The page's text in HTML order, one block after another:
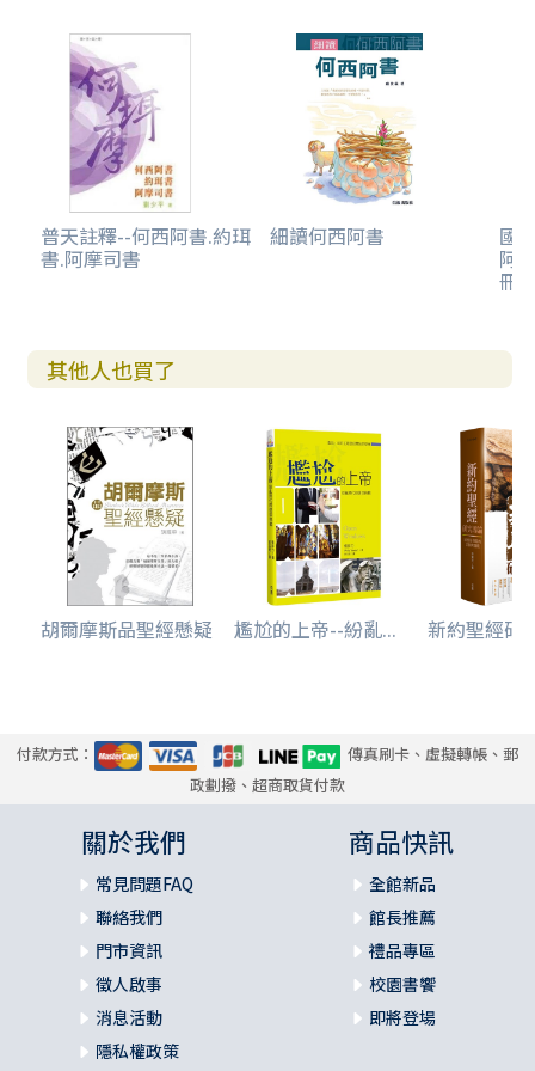
普天註釋--何西阿書.約珥
書.阿摩司書
細讀何西阿書 國
阿
冊)
其他人也買了
胡爾摩斯品聖經懸疑 尷尬的上帝--紛亂... 新約聖經研
付款方式：
傳真刷卡、虛擬轉帳、郵
政劃撥、超商取貨付款
關於我們
常見問題FAQ
聯絡我們
門市資訊
徵人啟事
消息活動
隱私權政策
商品快訊
全館新品
館長推薦
禮品專區
校園書饗
即將登場